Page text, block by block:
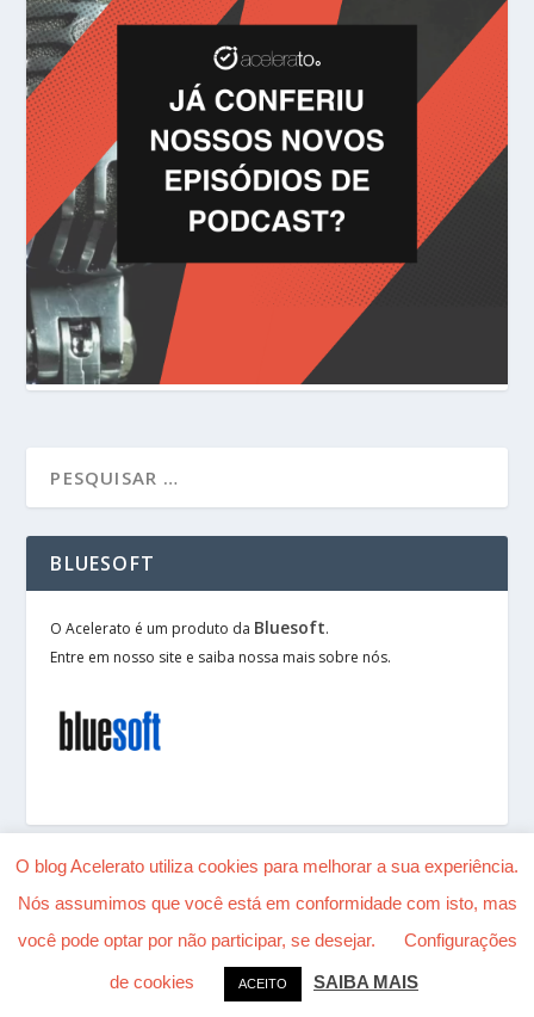
BLUESOFT
O Acelerato é um produto da Bluesoft.
Entre em nosso site e saiba nossa mais sobre nós.
Desenhado porElegant Themes| Alimentado por
O blog Acelerato utiliza cookies para melhorar a sua experiência.
Nós assumimos que você está em conformidade com isto, mas
você pode optar por não participar, se desejar.
Configurações
de cookies ACEITO SAIBA MAIS